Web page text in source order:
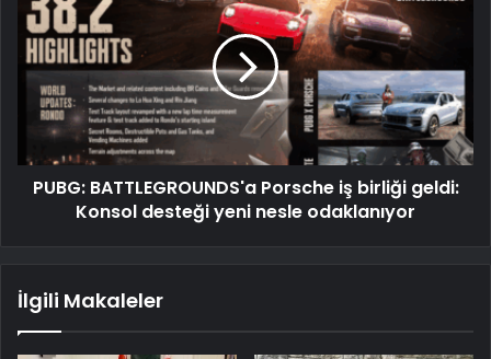
PUBG: BATTLEGROUNDS'a Porsche iş birliği geldi:
Konsol desteği yeni nesle odaklanıyor
İlgili Makaleler